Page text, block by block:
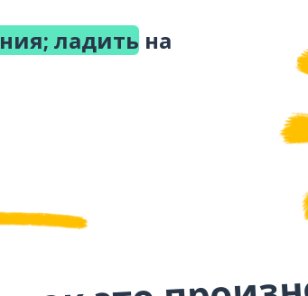
ладить на